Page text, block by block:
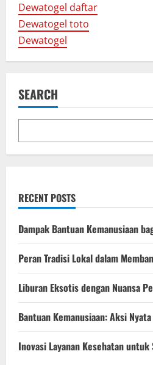
i
g
a
t
i
o
Dewatogel daftar
Dewatogel toto
Dewatogel
SEARCH
RECENT POSTS
Dampak Bantuan Kemanusiaan
Peran Tradisi Lokal dalam
Liburan Eksotis dengan Nuansa
Bantuan Kemanusiaan: Aksi
Inovasi Layanan Kesehatan untuk